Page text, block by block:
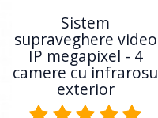
Sistem
supraveghere video
IP megapixel - 4
camere cu infrarosu
exterior